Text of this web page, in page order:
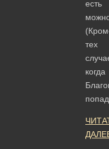
есть
тех
когда